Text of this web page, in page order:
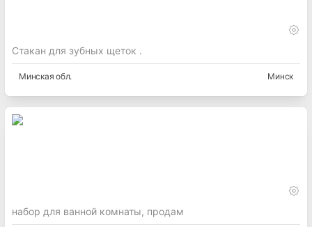
Стакан для зубных щеток .
Минская обл. Минск
набор для ванной комнаты, продам